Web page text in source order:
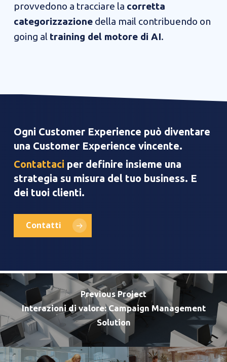
provvedono a tracciare la corretta
categorizzazione della mail contribuendo on
going al training del motore di AI.
Ogni Customer Experience può diventare
una Customer Experience vincente.
Contattaci per definire insieme una
strategia su misura del tuo business. E
dei tuoi clienti.
Contatti
Previous Project
Interazioni di valore: Campaign Management
Solution​